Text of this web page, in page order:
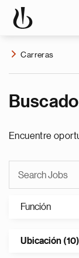
Carreras
Encuentre
Función
Ubicación (10)